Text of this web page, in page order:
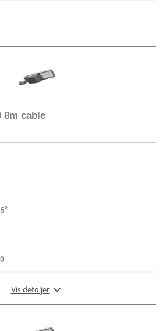
8m cable
Vis detaljer